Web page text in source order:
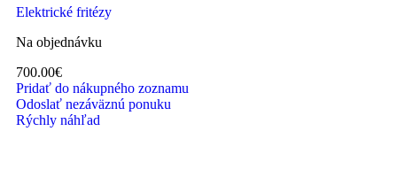
Elektrické fritézy
Na objednávku
700.00€
Pridať do nákupného zoznamu
Odoslať nezáväznú ponuku
Rýchly náhľad